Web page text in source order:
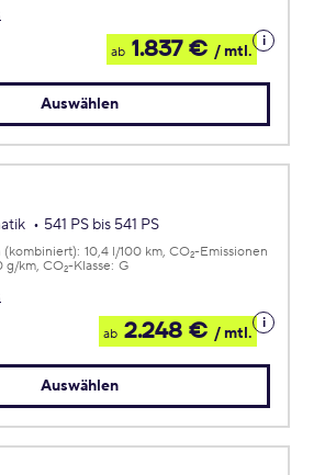
ab 1.837 € / mtl.
Details
zum
Auswählen
541 PS bis 541 PS
(kombiniert): 10,4 l/100 km CO2-Emissionen
g/km CO2-Klasse: G
ab 2.248 € / mtl.
Details
zum
Auswählen